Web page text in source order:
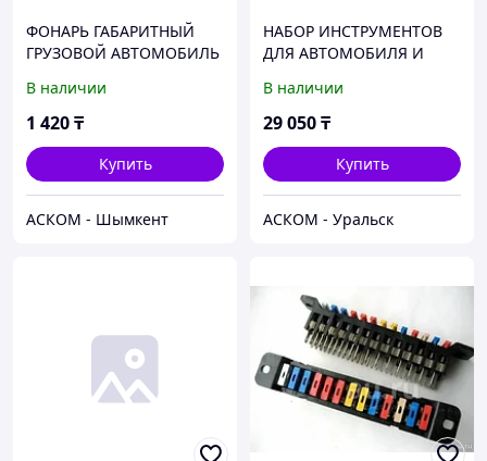
ФОНАРЬ ГАБАРИТНЫЙ
ГРУЗОВОЙ АВТОМОБИЛЬ
(СВЕТОДИОД) АЭК
В наличии
1 420₸
Купить
АСКОМ - Шымкент
НАБОР ИНСТРУМЕНТОВ
ДЛЯ АВТОМОБИЛЯ И
ПРЕДМЕТА PRO
БЕЛАВТОКОМПЛЕКТ
В наличии
29 050₸
Купить
АСКОМ - Уральск